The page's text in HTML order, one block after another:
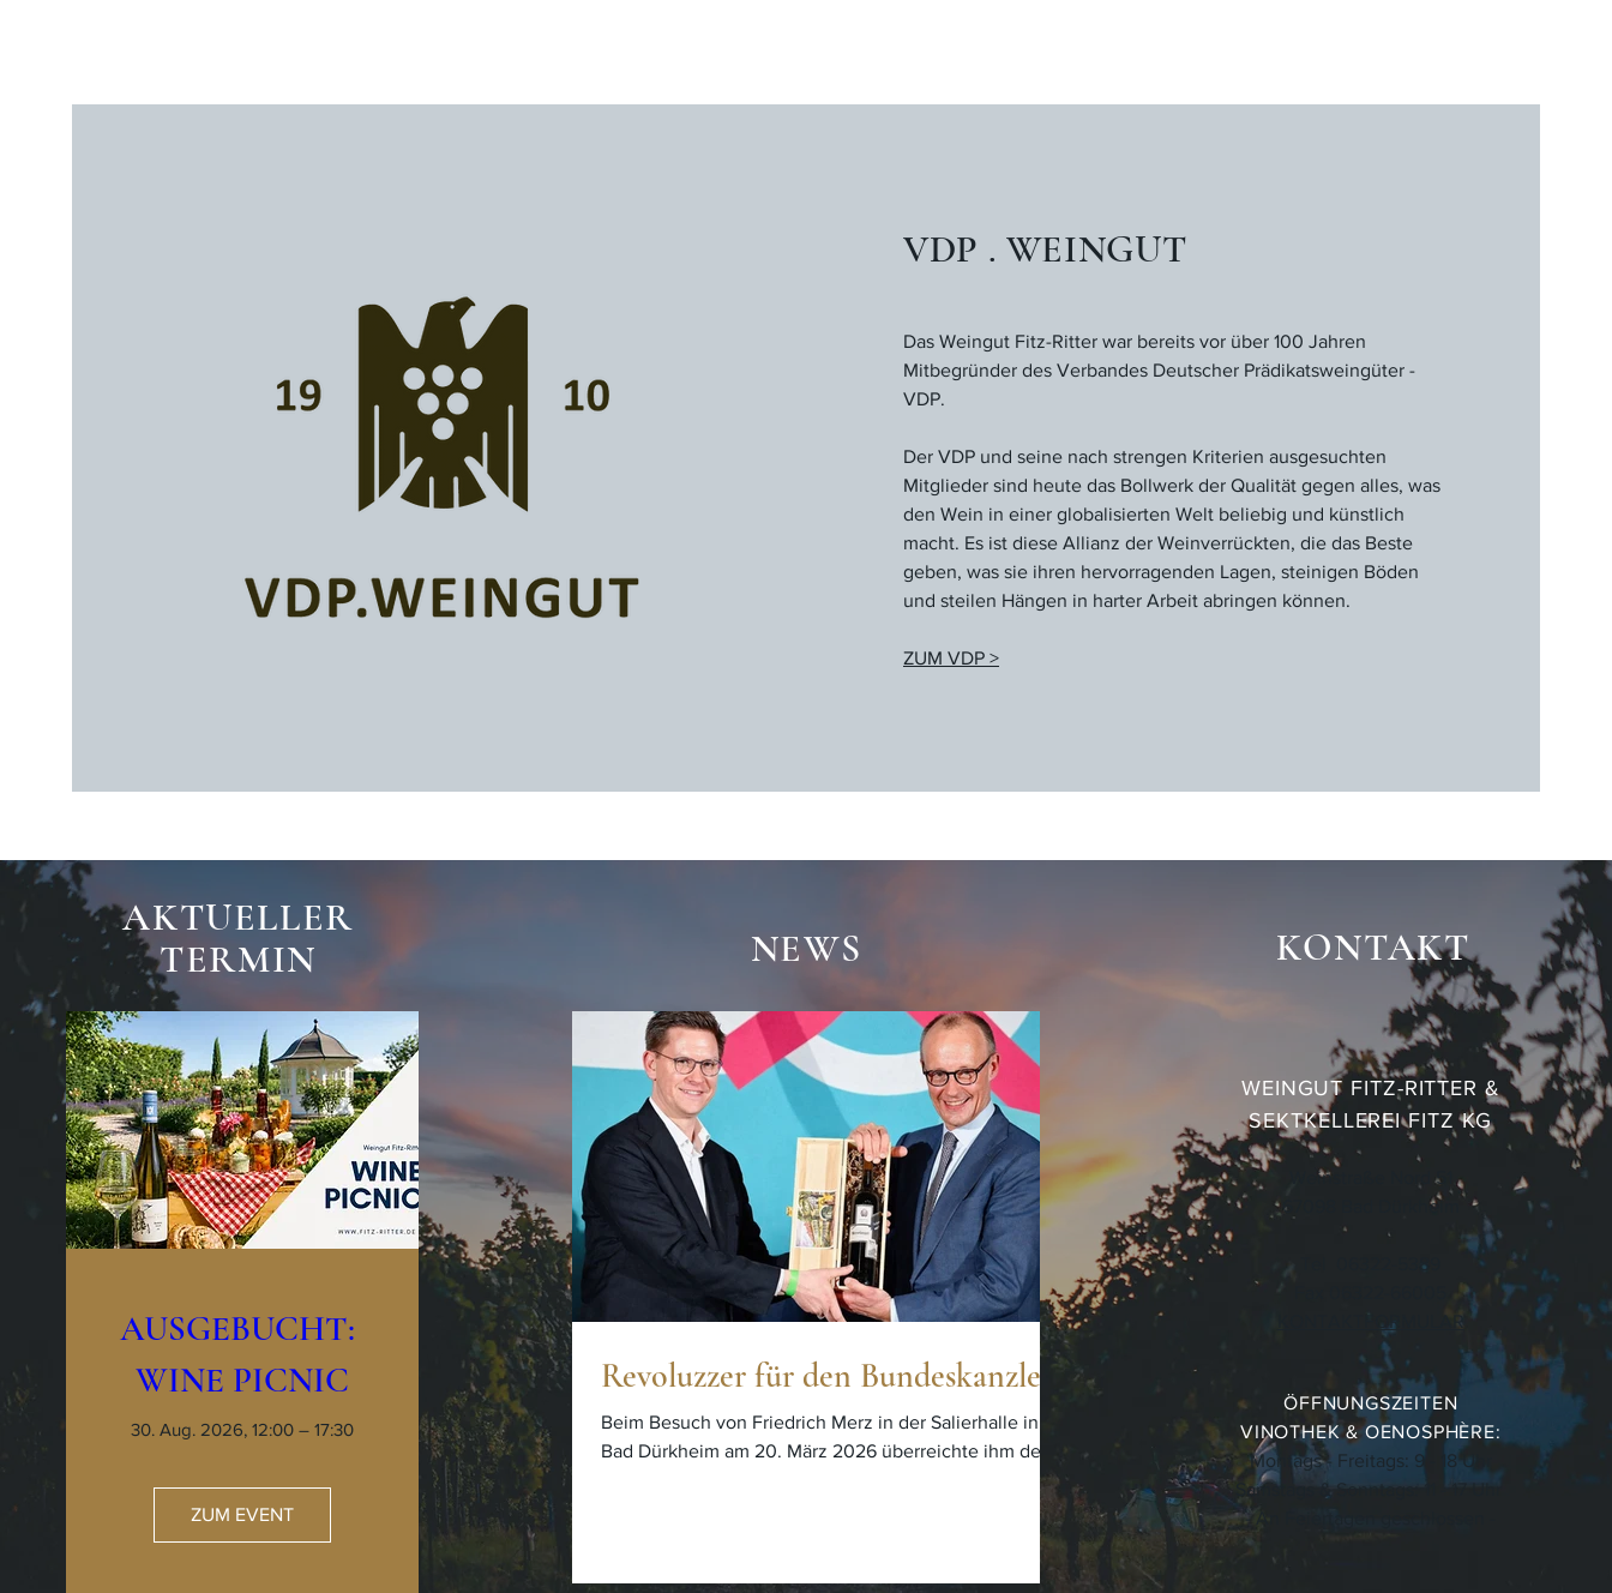
VDP . WEINGUT
Das Weingut Fitz-Ritter war bereits vor über 100 Jahren
Mitbegründer des Verbandes Deutscher Prädikatsweingüter -
VDP.
Der VDP und seine nach strengen Kriterien ausgesuchten
Mitglieder sind heute das Bollwerk der Qualität gegen alles, was
den Wein in einer globalisierten Welt beliebig und künstlich
macht. Es ist diese Allianz der Weinverrückten, die das Beste
geben, was sie ihren hervorragenden Lagen, steinigen Böden
und steilen Hängen in harter Arbeit abringen können.
ZUM VDP >
AKTUELLER
TERMIN
AUSGEBUCHT:
WINE PICNIC
30. Aug. 2026, 12:00 – 17:30
ZUM EVENT
NEWS
Revoluzzer für den Bundeskanzler!
Beim Besuch von Friedrich Merz in der Salierhalle in
Bad Dürkheim am 20. März 2026 überreichte ihm der
geehrt, dass unser Wein in diesem besonderen Rahmen
KONTAKT
WEINGUT FITZ-RITTER &
SEKTKELLEREIFITZ KG
Weinstraße Nord 51
67098 Bad Dürkheim
Tel 06322-5389
KONTAKTFORMULAR
ÖFFNUNGSZEITEN
VINOTHEK & OENOSPHÈRE:
Montags - Freitags: 9 - 18 Uhr
Samstags & Sonntags: 11 - 17 Uhr
- An Feiertagen geschlossen -